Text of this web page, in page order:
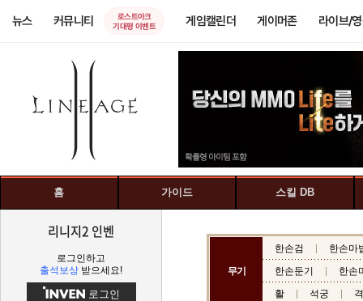
뉴스 커뮤니티
로스트아크
기대평 이벤트
게임캘린더 게이머존 라이브/
홈 가이드 스킬 DB
리니지2 인벤
로그인하고
출석보상 받으세요!
로그인
무기
한손검
한손마
한손둔기
한손
활
석궁